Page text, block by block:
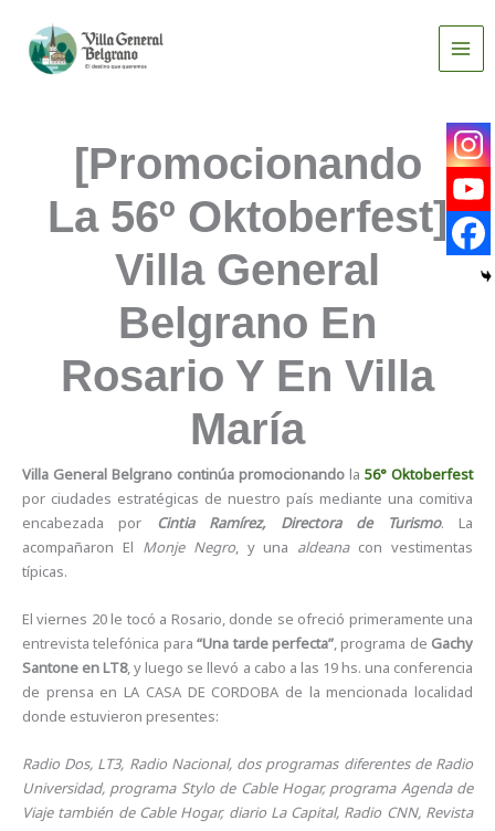
contenido
[Promocionando
La 56º Oktoberfest]
Villa General
Belgrano En
Rosario Y En Villa
María
Villa General Belgrano continúa promocionando la56° Oktoberfest
por ciudades estratégicas de nuestro país mediante una comitiva
encabezada por Cintia Ramírez, Directora de Turismo. La
acompañaron El Monje Negro, y una aldeanacon vestimentas
típicas.
El viernes 20 le tocó a Rosario, donde se ofreció primeramente una
entrevista telefónica para“Una tarde perfecta”, programa de Gachy
Santone en LT8, y luego se llevó a cabo a las 19 hs. una conferencia
de prensa en LA CASA DE CORDOBA de la mencionada localidad
donde estuvieron presentes:
Radio Dos, LT3, Radio Nacional, dos programas diferentes de Radio
Universidad, programa Stylo de Cable Hogar, programa Agenda de
Viaje también de Cable Hogar, diario La Capital, Radio CNN, Revista